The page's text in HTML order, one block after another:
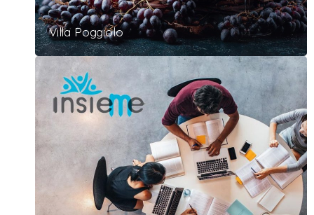
Villa Poggiolo